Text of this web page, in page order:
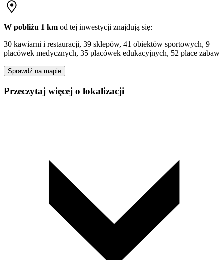
W pobliżu 1 km od tej inwestycji znajdują się:
30 kawiarni i restauracji, 39 sklepów, 41 obiektów sportowych, 9
placówek medycznych, 35 placówek edukacyjnych, 52 place zabaw
Sprawdź na mapie
Przeczytaj więcej o lokalizacji